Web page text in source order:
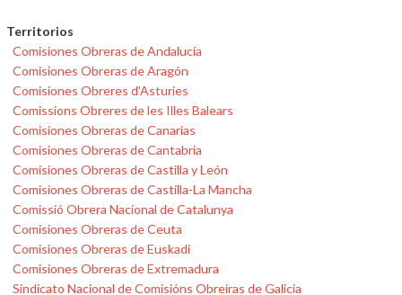
Territorios
Comisiones Obreras de Andalucía
Comisiones Obreras de Aragón
Comisiones Obreres d'Asturies
Comissions Obreres de les Illes Balears
Comisiones Obreras de Canarias
Comisiones Obreras de Cantabria
Comisiones Obreras de Castilla y León
Comisiones Obreras de Castilla-La Mancha
Comissió Obrera Nacional de Catalunya
Comisiones Obreras de Ceuta
Comisiones Obreras de Euskadi
Comisiones Obreras de Extremadura
Sindicato Nacional de Comisións Obreiras de Galicia